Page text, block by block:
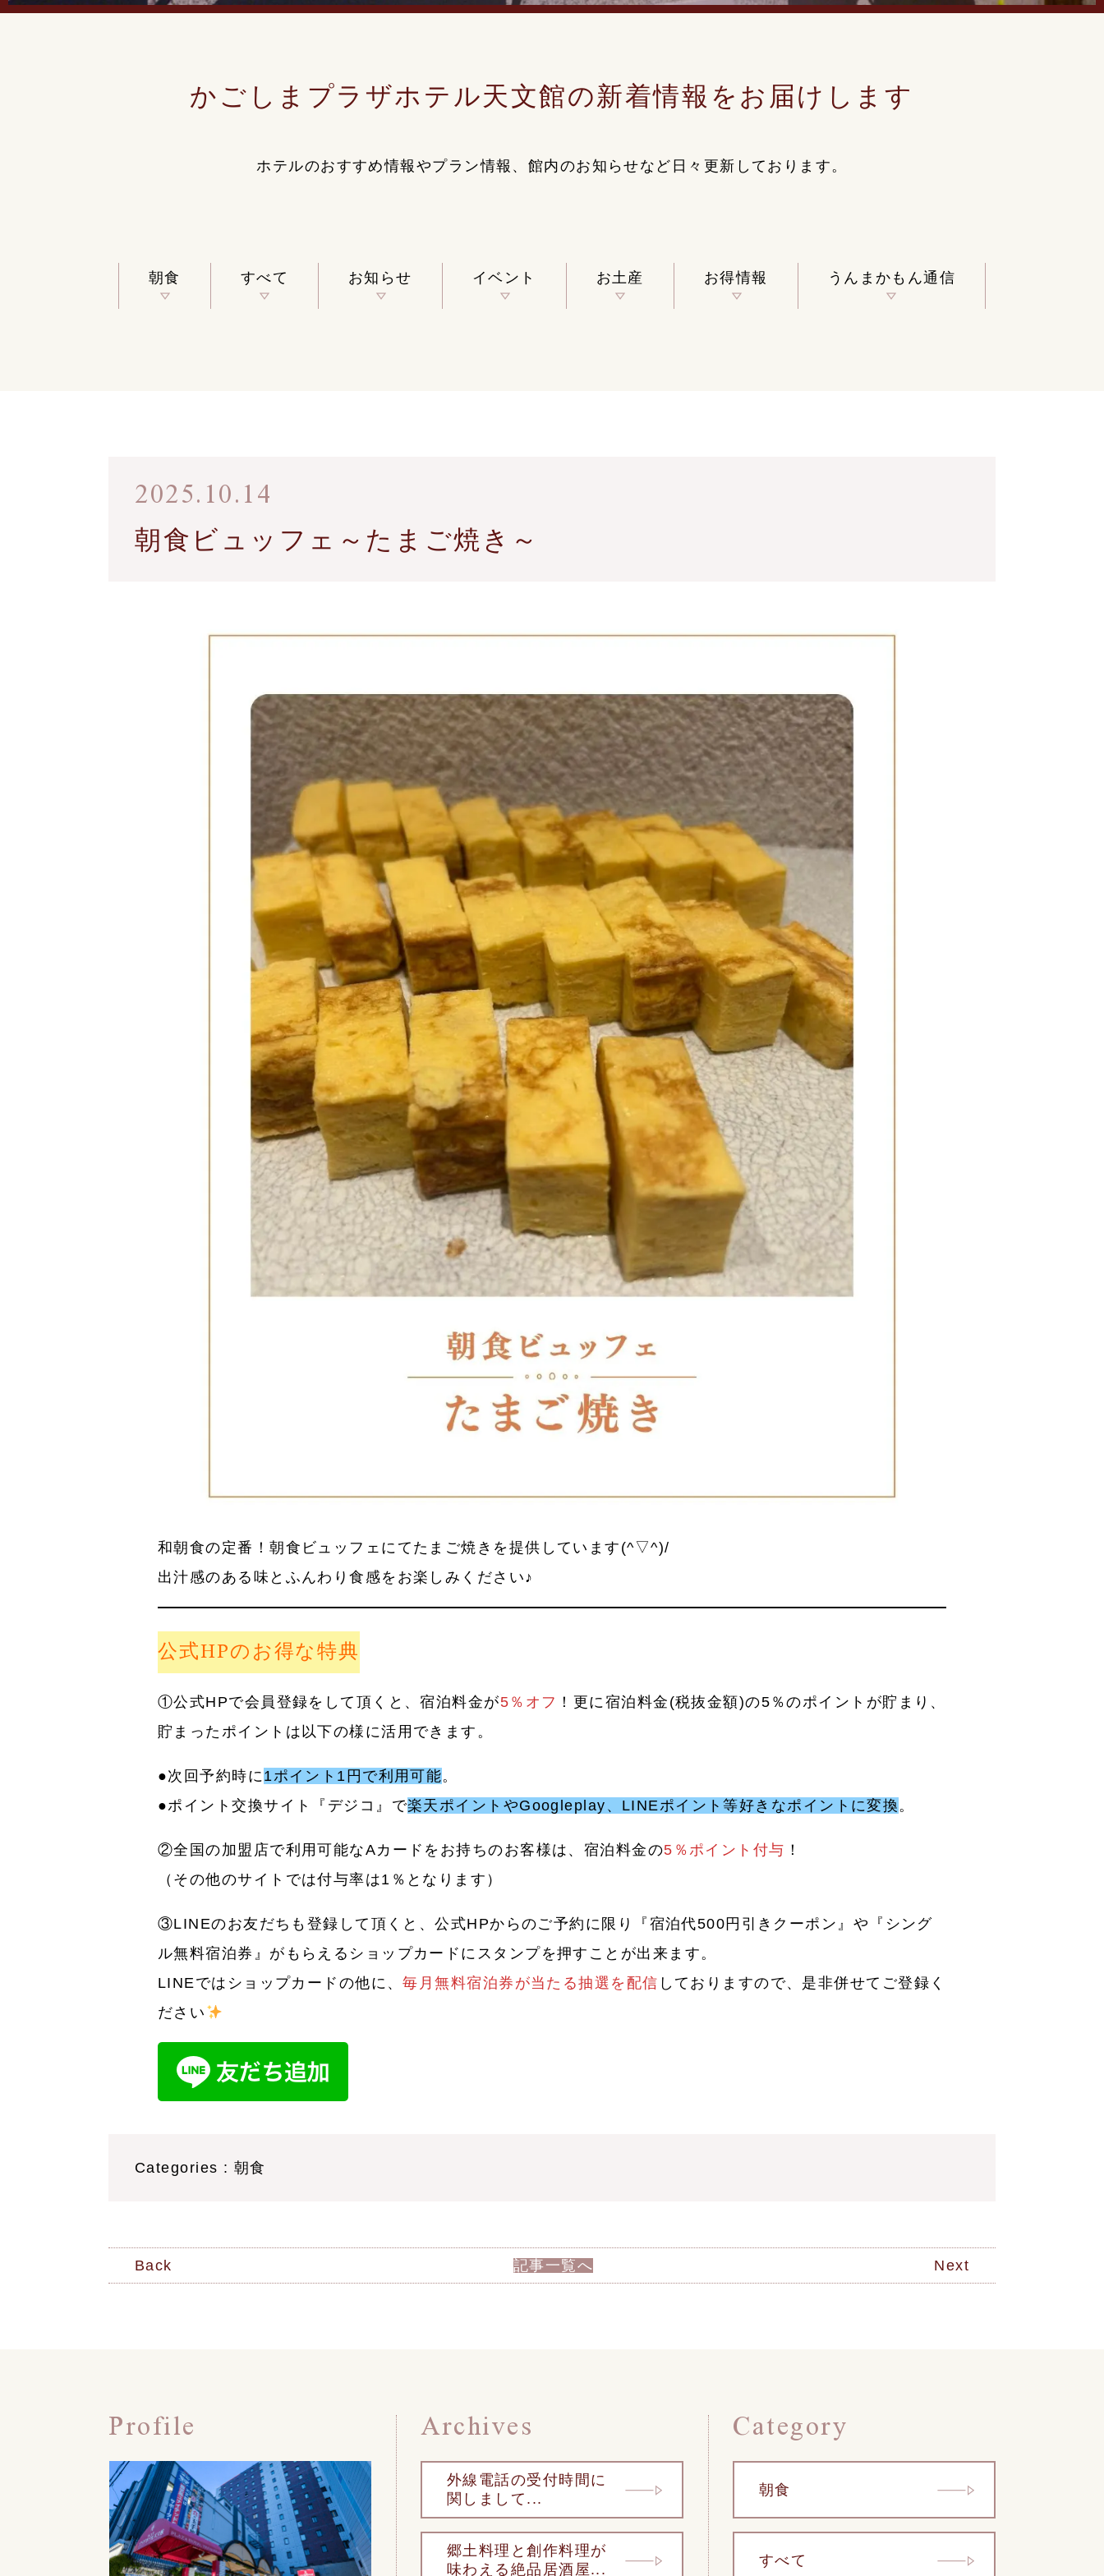
かごしまプラザホテル天文館の新着情報をお届けします
ホテルのおすすめ情報やプラン情報、 館内のお知らせなど 日々更新しております。
朝食 すべて お知らせ イベント お土産 お得情報 うんまかもん通信
2025.10.14
朝食ビュッフェ～たまご焼き～
和朝食の定番！朝食ビュッフェにてたまご焼きを提供しています(^▽^)/
出汁感のある味とふんわり食感をお楽しみください♪
公式HPのお得な特典
①公式HPで会員登録をして頂くと、宿泊料金が5％オフ ！更に宿泊料金(税抜金額)の5％のポイントが貯まり、
貯まったポイントは以下の様に活用できます。
●次回予約時に1ポイント1円で利用可能。
●ポイント交換サイト『デジコ』で楽天ポイントやGoogleplay、LINEポイント等好きなポイントに変換。
②全国の加盟店で利用可能なAカードをお持ちのお客様は、宿泊料金の5％ポイント付与 ！
（その他のサイトでは付与率は1％となります）
③LINEのお友だちも登録して頂くと、公式HPからのご予約に限り『宿泊代500円引きクーポン』や『シング
ル無料宿泊券』がもらえるショップカードにスタンプを押すことが出来ます。
LINEではショップカードの他に、毎月無料宿泊券が当たる抽選を配信 しておりますので、是非併せてご登録く
ださい
Categories : 朝食
Back 記事一覧へ Next
Profile Archives
外線電話の受付時間に
関しまして...
郷土料理と創作料理が
味わえる絶品居酒屋...
Category
朝食
すべて